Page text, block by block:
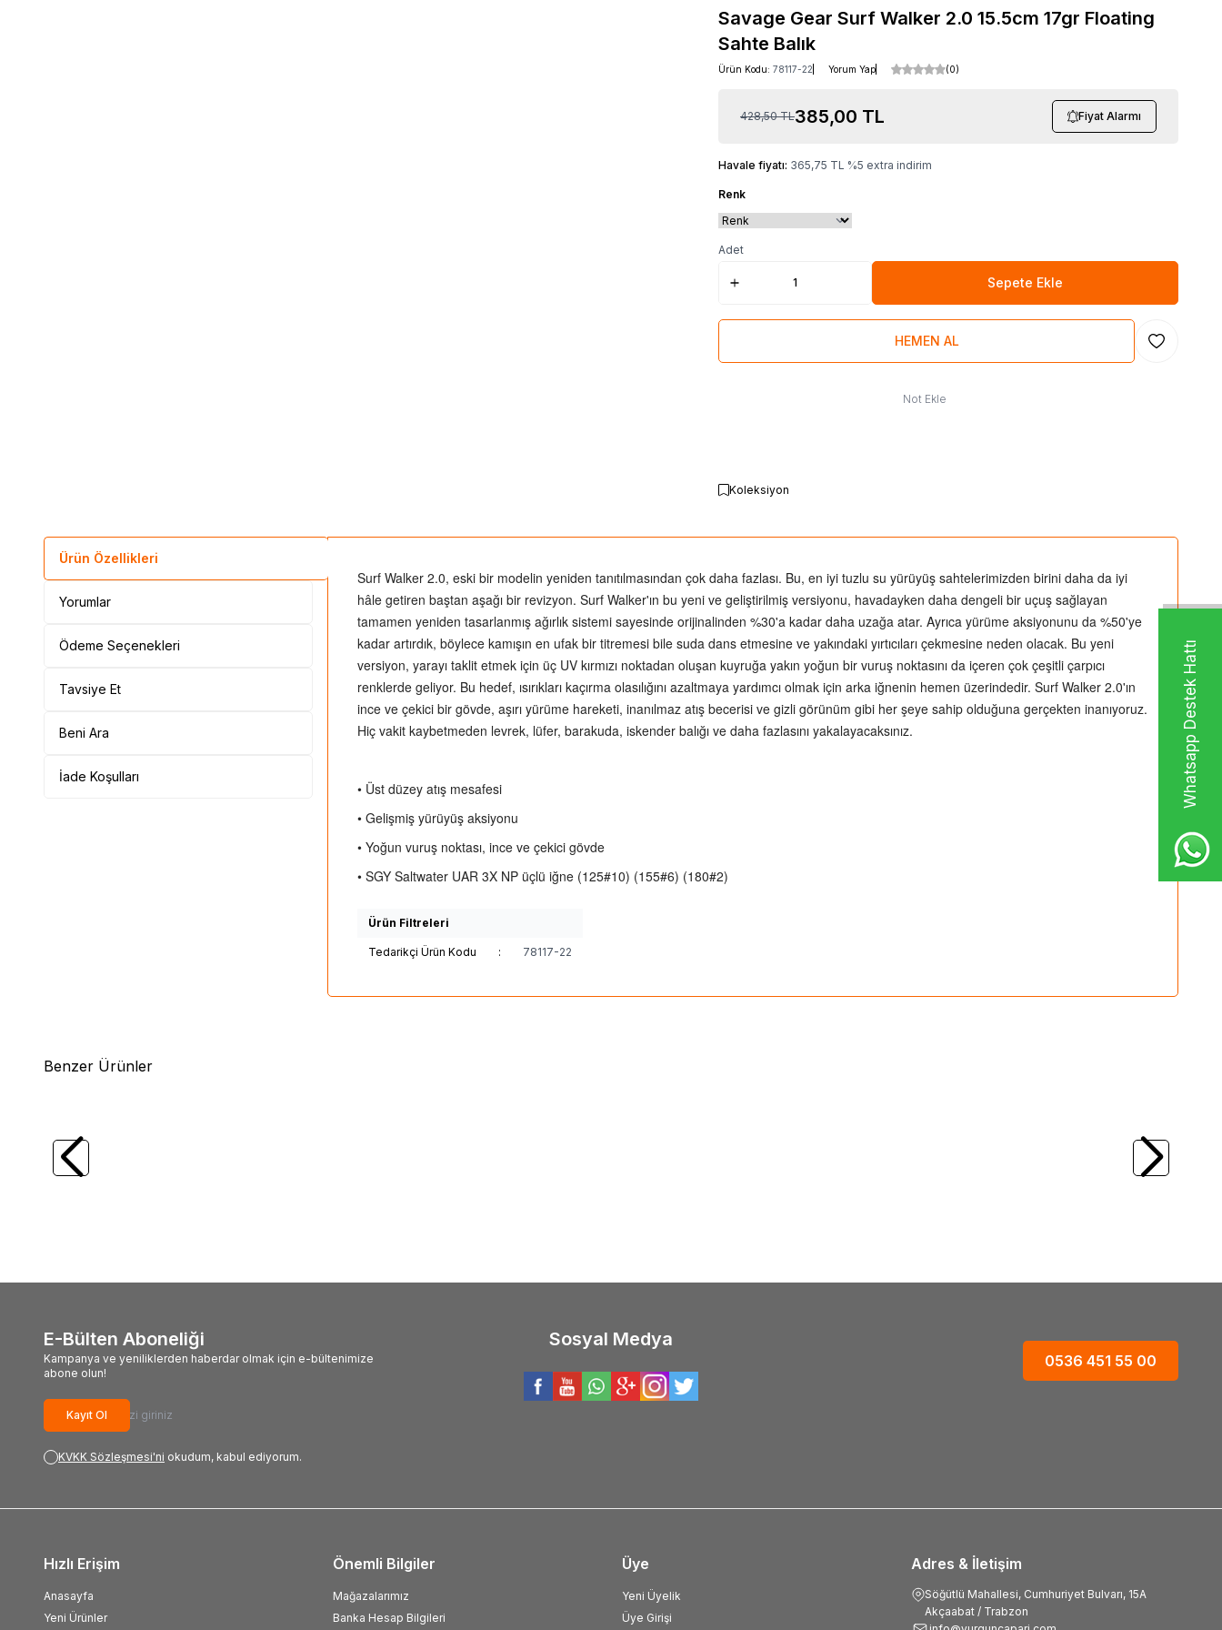
Whatsapp Destek Hattı
Savage Gear Surf Walker 2.0 15.5cm 17gr Floating
Sahte Balık
Ürün Kodu: 78117-22 Yorum Yap (0)
428,50TL385,00 TL Fiyat Alarmı
Havale fiyatı: 365,75 TL %5 extra indirim
Renk
Adet
Sepete Ekle
HEMEN AL Favoriye
Not Ekle
Koleksiyon
Ürün Özellikleri
Yorumlar
Ödeme Seçenekleri
Tavsiye Et
Beni Ara
İade Koşulları
Surf Walker 2.0, eski bir modelin yeniden tanıtılmasından çok daha fazlası. Bu, en iyi tuzlu su yürüyüş sahtelerimizden birini daha da iyi
hâle getiren baştan aşağı bir revizyon. Surf Walker'ın bu yeni ve geliştirilmiş versiyonu, havadayken daha dengeli bir uçuş sağlayan
tamamen yeniden tasarlanmış ağırlık sistemi sayesinde orijinalinden %30'a kadar daha uzağa atar. Ayrıca yürüme aksiyonunu da %50'ye
kadar artırdık, böylece kamışın en ufak bir titremesi bile suda dans etmesine ve yakındaki yırtıcıları çekmesine neden olacak. Bu yeni
versiyon, yarayı taklit etmek için üç UV kırmızı noktadan oluşan kuyruğa yakın yoğun bir vuruş noktasını da içeren çok çeşitli çarpıcı
renklerde geliyor. Bu hedef, ısırıkları kaçırma olasılığını azaltmaya yardımcı olmak için arka iğnenin hemen üzerindedir. Surf Walker 2.0'ın
ince ve çekici bir gövde, aşırı yürüme hareketi, inanılmaz atış becerisi ve gizli görünüm gibi her şeye sahip olduğuna gerçekten inanıyoruz.
Hiç vakit kaybetmeden levrek, lüfer, barakuda, iskender balığı ve daha fazlasını yakalayacaksınız.
• Üst düzey atış mesafesi
• Gelişmiş yürüyüş aksiyonu
• Yoğun vuruş noktası, ince ve çekici gövde
• SGY Saltwater UAR 3X NP üçlü iğne (125#10) (155#6) (180#2)
Ürün Filtreleri
Tedarikçi Ürün Kodu : 78117-22
Benzer Ürünler
Duo
22.5gr Su Üstü Maket Balık
Hanfish Baskın 90mm Suüstü
E-Bülten Aboneliği
Kampanya ve yeniliklerden haberdar olmak için e-bültenimize
abone olun!
Kayıt Ol
KVKK Sözleşmesi'ni okudum, kabul ediyorum.
Sosyal Medya
0536 451 55 00
Adres & İletişim
Söğütlü Mahallesi, Cumhuriyet Bulvarı, 15A
Akçaabat / Trabzon
Hızlı Erişim
Anasayfa
Yeni Ürünler
Önemli Bilgiler
Mağazalarımız
Banka Hesap Bilgileri
Üye
Yeni Üyelik
Üye Girişi